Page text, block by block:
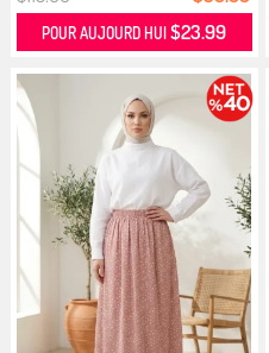
POUR AUJOURD HUI$23.99